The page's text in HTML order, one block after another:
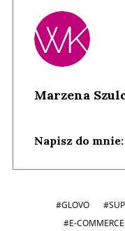
Marzena
Napisz do mnie:
#GLOVO
#E-COMMERCE